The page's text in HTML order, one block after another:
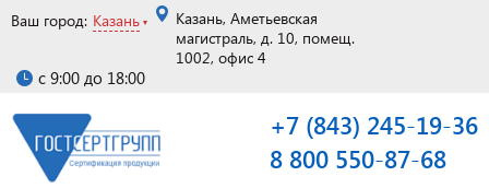
Ваш город: Казань
Казань, Аметьевская
магистраль, д. 10, помещ.
1002, офис 4
с 9:00 до 18:00
+7 (843) 245-19-36
8 800 550-87-68